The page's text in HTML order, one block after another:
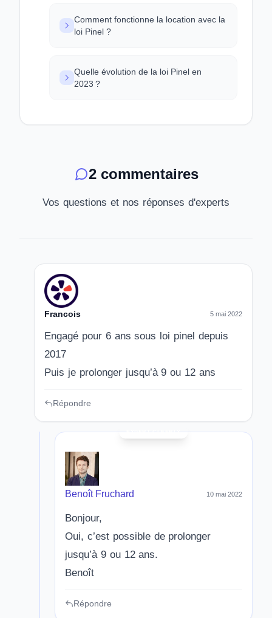
Comment fonctionne la location avec la
loi Pinel ?
Quelle évolution de la loi Pinel en
2023 ?
2 commentaires
Vos questions et nos réponses d'experts
Francois 5 mai 2022
Engagé pour 6 ans sous loi pinel depuis
2017
Puis je prolonger jusqu’à 9 ou 12 ans
Répondre
Benoît Fruchard 10 mai 2022
Bonjour,
Oui, c’est possible de prolonger
jusqu’à 9 ou 12 ans.
Benoît
Répondre